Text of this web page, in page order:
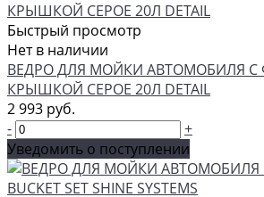
Быстрый просмотр
Нет в наличии
ВЕДРО ДЛЯ МОЙКИ АВТОМОБИЛЯ
КРЫШКОЙ СЕРОЕ 20Л DETAIL
2 993 руб.
-
+
Уведомить о поступлении